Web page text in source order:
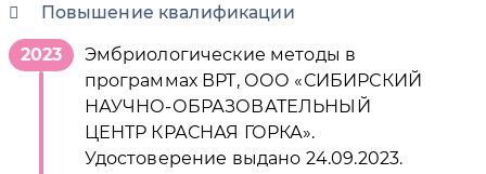
Повышение квалификации
2023
Эмбриологические методы в
программах ВРТ, ООО «СИБИРСКИЙ
НАУЧНО-ОБРАЗОВАТЕЛЬНЫЙ
ЦЕНТР КРАСНАЯ ГОРКА».
Удостоверение выдано 24.09.2023.